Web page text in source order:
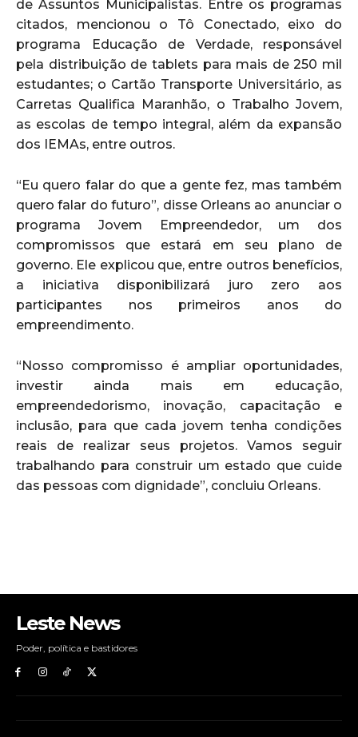
de Assuntos Municipalistas. Entre os programas
citados, mencionou o Tô Conectado, eixo do
programa Educação de Verdade, responsável
pela distribuição de tablets para mais de 250 mil
estudantes; o Cartão Transporte Universitário, as
Carretas Qualifica Maranhão, o Trabalho Jovem,
as escolas de tempo integral, além da expansão
dos IEMAs, entre outros.
“Eu quero falar do que a gente fez, mas também
quero falar do futuro”, disse Orleans ao anunciar o
programa Jovem Empreendedor, um dos
compromissos que estará em seu plano de
governo. Ele explicou que, entre outros benefícios,
a iniciativa disponibilizará juro zero aos
participantes nos primeiros anos do
empreendimento.
“Nosso compromisso é ampliar oportunidades,
investir ainda mais em educação,
empreendedorismo, inovação, capacitação e
inclusão, para que cada jovem tenha condições
reais de realizar seus projetos. Vamos seguir
trabalhando para construir um estado que cuide
das pessoas com dignidade”, concluiu Orleans.
Leste News
Poder, política e bastidores